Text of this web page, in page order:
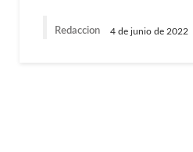
Redaccion 4 de junio de 2022